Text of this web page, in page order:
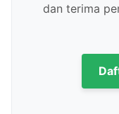
dan terima